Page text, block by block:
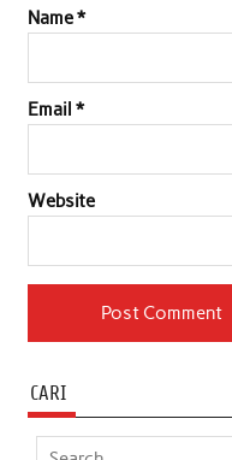
Name*
Email *
Website
CARI